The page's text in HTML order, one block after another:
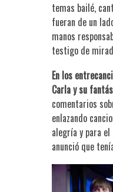
temas bailé,
fueran de un
manos
testigo de
En los
Carla y su
comentarios
enlazando
alegría y para el
anunció que